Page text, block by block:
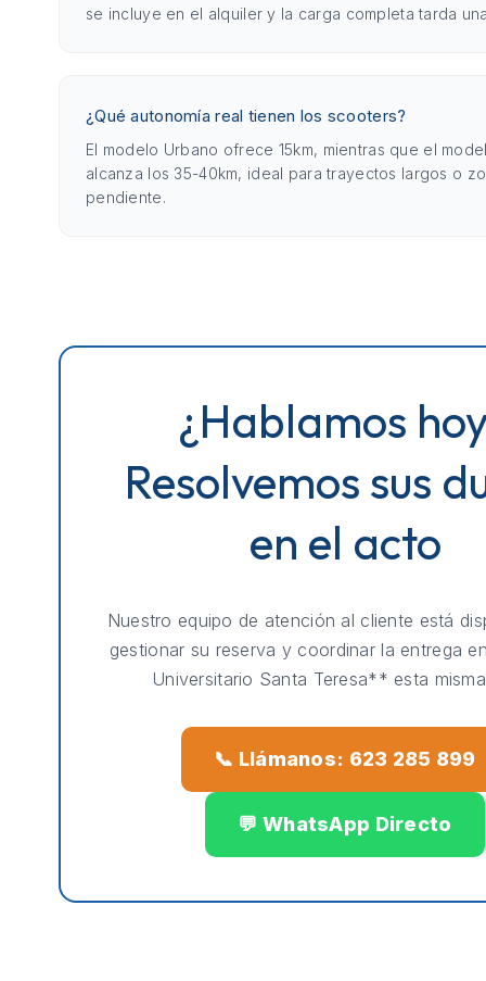
se incluye en el alquiler y la carga completa tarda
¿Qué autonomía real tienen los scooters?
El modelo Urbano ofrece 15km, mientras que el
alcanza los 35-40km, ideal para trayectos largos o
pendiente.
¿Hablamos
Resolvemos sus
en el acto
Nuestro equipo de atención al cliente está
gestionar su reserva y coordinar la entrega
Universitario Santa Teresa** esta
📞 Llámanos: 623 285 899
💬 WhatsApp Directo